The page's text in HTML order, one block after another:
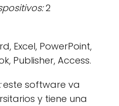
2
Excel, PowerPoint,
Publisher, Access.
este software va
y tiene una